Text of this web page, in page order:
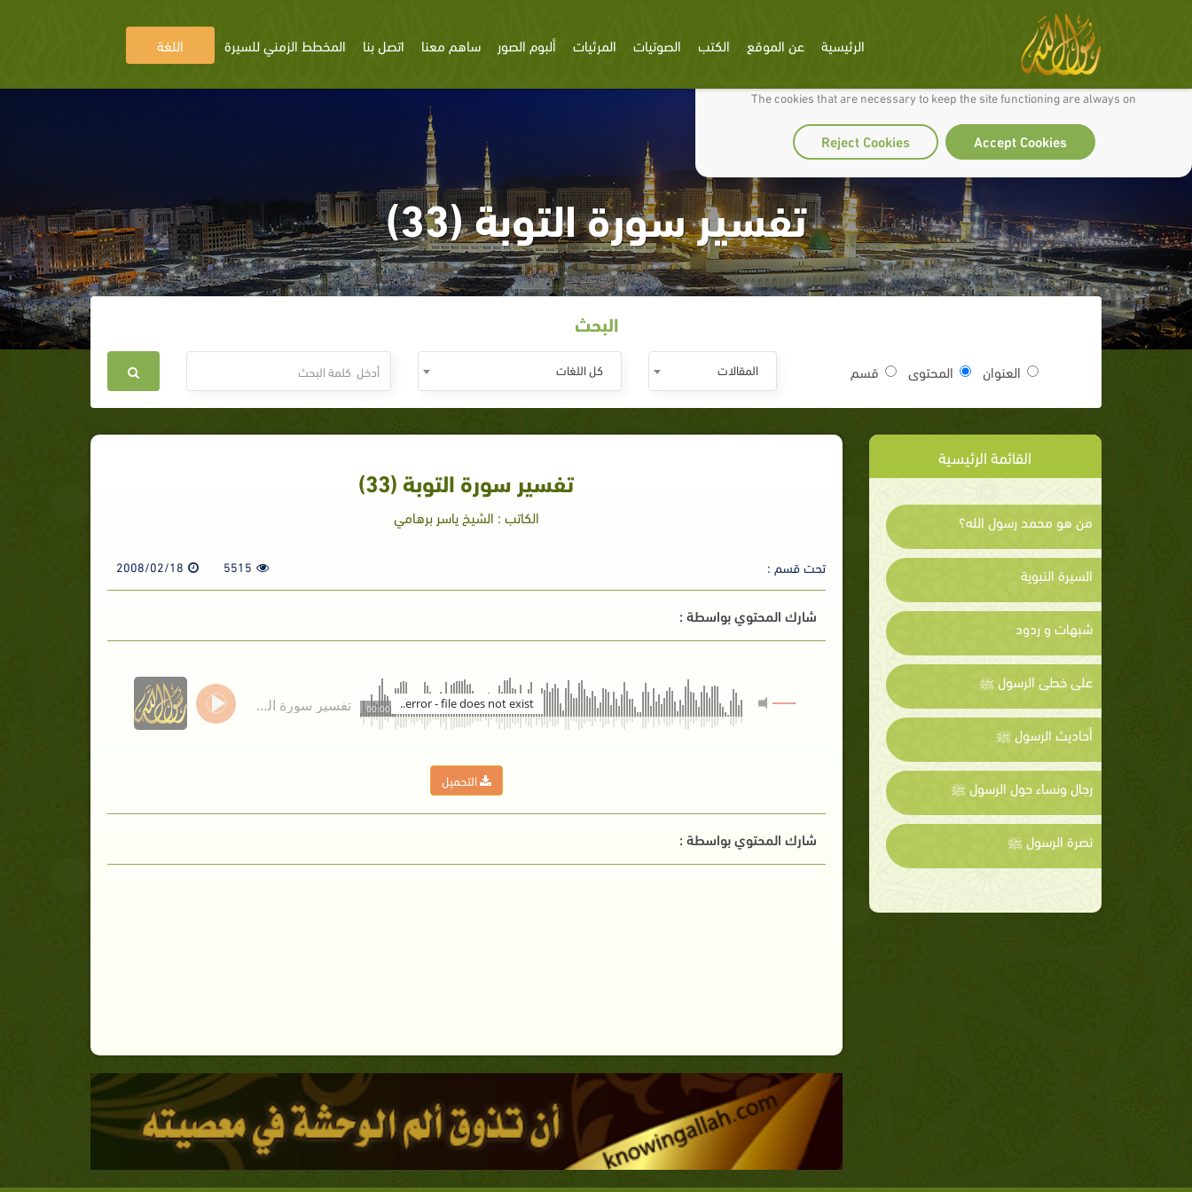
We use cookies to make our site work well for you and so we can continually improve it.
The cookies that are necessary to keep the site functioning are always on
Accept Cookies
Reject Cookies
الرئيسية عن الموقع الكتب الصوتيات المرئيات ألبوم الصور ساهم معنا اتصل بنا المخطط الزمني للسيرة اللغة
تفسير سورة التوبة (33)
البحث
العنوان المحتوى قسم المقالات كل اللغات
القائمة الرئيسية
من هو محمد رسول الله؟
السيرة النبوية
شبهات و ردود
على خطى الرسول ﷺ
أحاديث الرسول ﷺ
رجال ونساء حول الرسول ﷺ
نصرة الرسول ﷺ
تفسير سورة التوبة (33)
الكاتب : الشيخ ياسر برهامي
تحت قسم : 5515
2008/02/18
شارك المحتوي بواسطة :
تفسير سورة التوبة (33) 00:00 error - file does not exist..
التحميل
شارك المحتوي بواسطة :